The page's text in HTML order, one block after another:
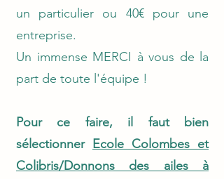
un particulier ou 40€ pour une
entreprise.
Un immense MERCI à vous de la
part de toute l'équipe !
Pour ce faire, il faut bien
sélectionner Ecole Colombes et
Colibris/Donnons des ailes à